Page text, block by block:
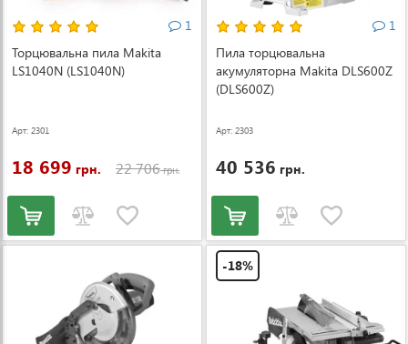
1
Торцювальна пила Makita
LS1040N (LS1040N)
Арт: 2301
18 699 грн. 22 706грн.
1
Пила торцювальна
акумуляторна Makita DLS600Z
(DLS600Z)
Арт: 2303
40 536 грн.
-18%